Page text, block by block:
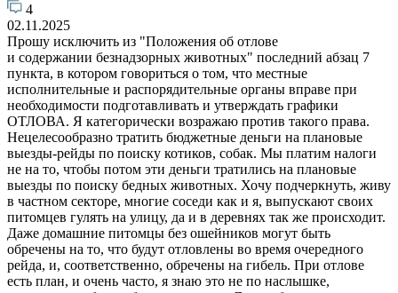
4
02.11.2025
Прошу исключить из "Положения об отлове
и содержании безнадзорных животных" последний абзац 7
пункта, в котором говориться о том, что местные
исполнительные и распорядительные органы вправе при
необходимости подготавливать и утверждать графики
ОТЛОВА. Я категорически возражаю против такого права.
Нецелесообразно тратить бюджетные деньги на плановые
выезды-рейды по поиску котиков, собак. Мы платим налоги
не на то, чтобы потом эти деньги тратились на плановые
выезды по поиску бедных животных. Хочу подчеркнуть, живу
в частном секторе, многие соседи как и я, выпускают своих
питомцев гулять на улицу, да и в деревнях так же происходит.
Даже домашние питомцы без ошейников могут быть
обречены на то, что будут отловлены во время очередного
рейда, и, соответственно, обречены на гибель. При отлове
есть план, и очень часто, я знаю это не по наслышке,